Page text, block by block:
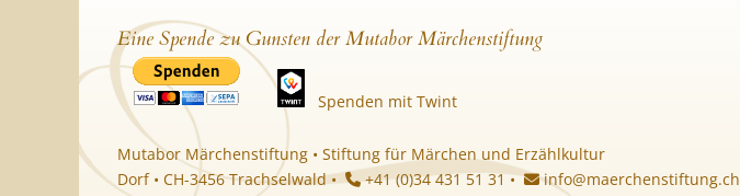
Eine Spende zu Gunsten der Mutabor Märchenstiftung
Spenden mit Twint
Mutabor Märchenstiftung • Stiftung für Märchen und Erzählkultur
Dorf • CH-3456 Trachselwald •
+41 (0)34 431 51 31 • info@maerchenstiftung.ch